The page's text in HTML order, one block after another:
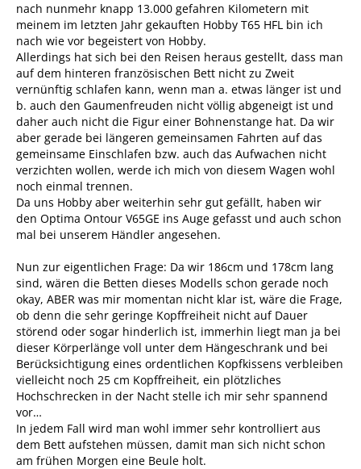
nach nunmehr knapp 13.000 gefahren Kilometern mit
meinem im letzten Jahr gekauften Hobby T65 HFL bin ich
nach wie vor begeistert von Hobby.
Allerdings hat sich bei den Reisen heraus gestellt, dass man
auf dem hinteren französischen Bett nicht zu Zweit
vernünftig schlafen kann, wenn man a. etwas länger ist und
b. auch den Gaumenfreuden nicht völlig abgeneigt ist und
daher auch nicht die Figur einer Bohnenstange hat. Da wir
aber gerade bei längeren gemeinsamen Fahrten auf das
gemeinsame Einschlafen bzw. auch das Aufwachen nicht
verzichten wollen, werde ich mich von diesem Wagen wohl
noch einmal trennen.
Da uns Hobby aber weiterhin sehr gut gefällt, haben wir
den Optima Ontour V65GE ins Auge gefasst und auch schon
mal bei unserem Händler angesehen.
Nun zur eigentlichen Frage: Da wir 186cm und 178cm lang
sind, wären die Betten dieses Modells schon gerade noch
okay, ABER was mir momentan nicht klar ist, wäre die Frage,
ob denn die sehr geringe Kopffreiheit nicht auf Dauer
störend oder sogar hinderlich ist, immerhin liegt man ja bei
dieser Körperlänge voll unter dem Hängeschrank und bei
Berücksichtigung eines ordentlichen Kopfkissens verbleiben
vielleicht noch 25 cm Kopffreiheit, ein plötzliches
Hochschrecken in der Nacht stelle ich mir sehr spannend
vor…
In jedem Fall wird man wohl immer sehr kontrolliert aus
dem Bett aufstehen müssen, damit man sich nicht schon
am frühen Morgen eine Beule holt.